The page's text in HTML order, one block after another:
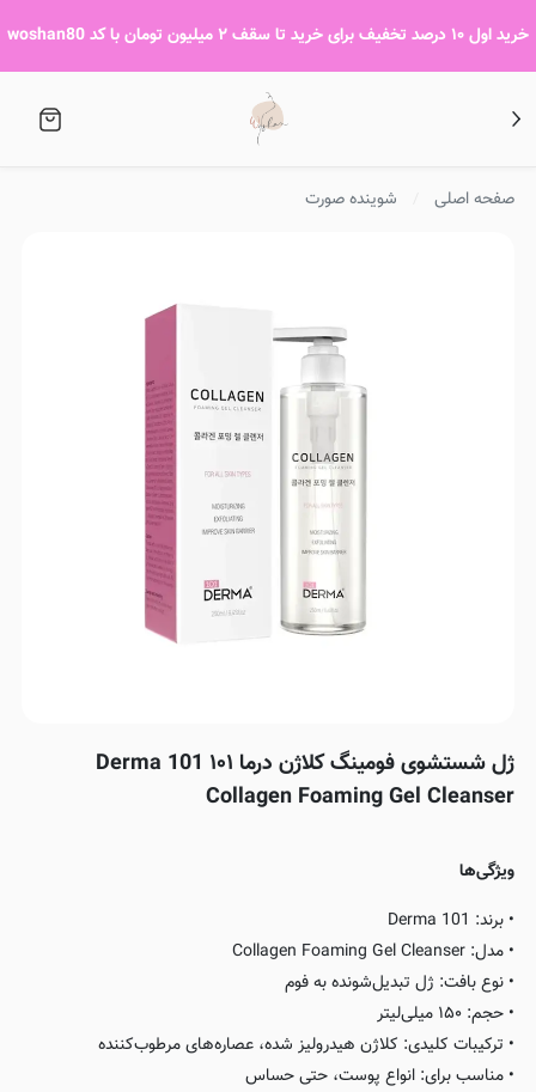
خرید اول ۱۰ درصد تخفیف برای خرید تا سقف ۲ میلیون تومان با کد woshan80
صفحه اصلی شوینده صورت
ژل شستشوی فومینگ کلاژن درما ۱۰۱ Derma 101
Collagen Foaming Gel Cleanser
ویژگی‌ها
• برند: Derma 101
• مدل: Collagen Foaming Gel Cleanser
• نوع بافت: ژل تبدیل‌شونده به فوم
• حجم: ۱۵۰ میلی‌لیتر
• ترکیبات کلیدی: کلاژن هیدرولیز شده، عصاره‌های مرطوب‌کننده
• مناسب برای: انواع پوست، حتی حساس